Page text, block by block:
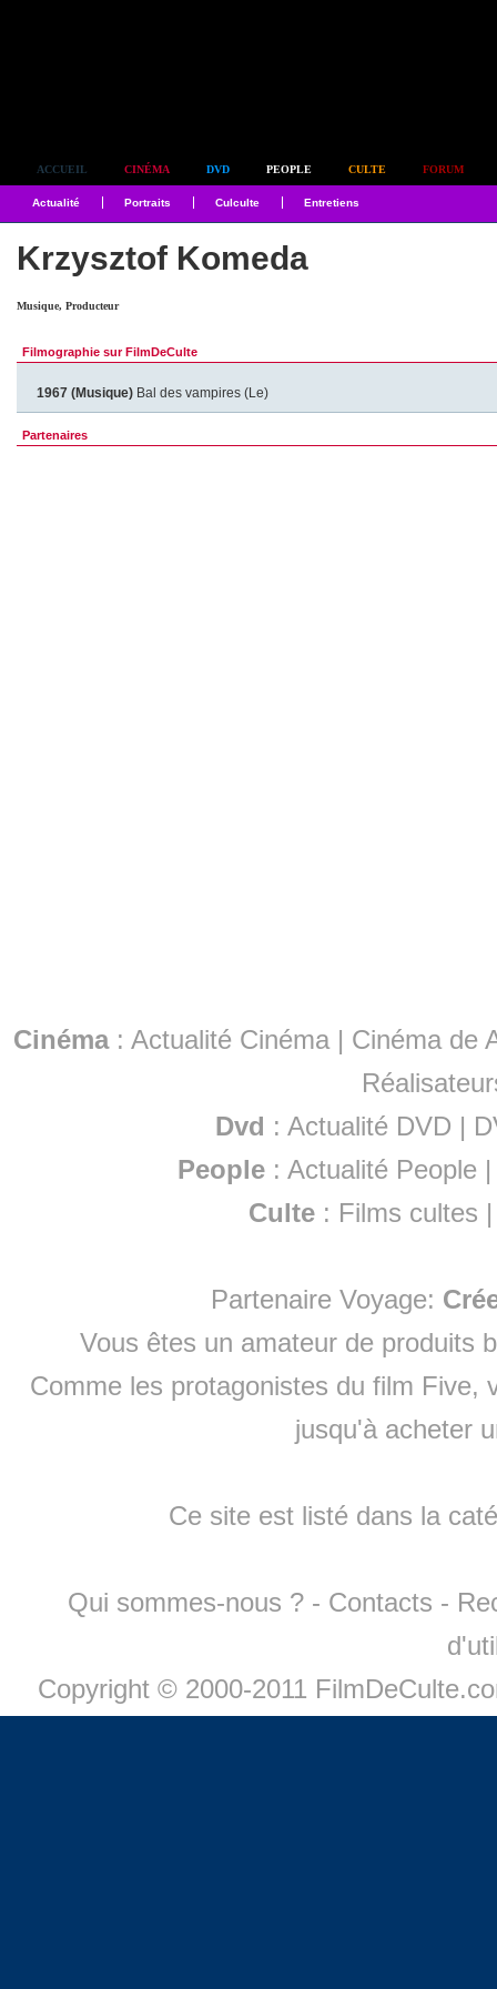
ACCUEIL CINÉMA DVD PEOPLE CULTE FORUM
Actualité Portraits Culculte Entretiens
Krzysztof Komeda
Musique, Producteur
Filmographie sur FilmDeCulte
1967 (Musique) Bal des vampires (Le)
Partenaires
Cinéma: Actualité Cinéma | Cinéma de
Dvd : Actualité DVD |
People :Actualité People
Culte : Films cultes
Partenaire Voyage:
Vous êtes un amateur de produits
Comme les protagonistes du film Five,
jusqu'à acheter
Ce site est listé dans la
Qui sommes-nous ? - Contacts -
Copyright © 2000-2011